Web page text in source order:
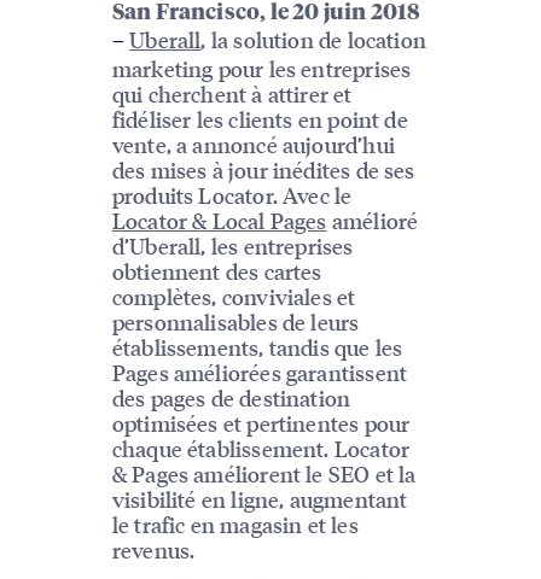
San Francisco, le 20 juin 2018
– Uberall, la solution de location
marketing pour les entreprises
qui cherchent à attirer et
fidéliser les clients en point de
vente, a annoncé aujourd’hui
des mises à jour inédites de ses
produits Locator. Avec le
Locator & Local Pages amélioré
d’Uberall, les entreprises
obtiennent des cartes
complètes, conviviales et
personnalisables de leurs
établissements, tandis que les
Pages améliorées garantissent
des pages de destination
optimisées et pertinentes pour
chaque établissement. Locator
& Pages améliorent le SEO et la
visibilité en ligne, augmentant
le trafic en magasin et les
revenus.